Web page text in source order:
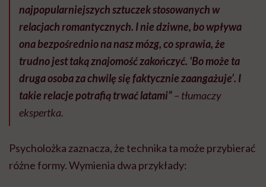
najpopularniejszych sztuczek stosowanych w
relacjach romantycznych. I nie dziwne, bo wpływa
ona bezpośrednio na nasz mózg, co sprawia, że
trudno jest taką znajomość zakończyć. 'Bo może ta
druga osoba za chwilę się faktycznie zaangażuje’. I
takie relacje potrafią trwać latami”– tłumaczy
ekspertka.
Psycholożka zaznacza, że technika ta może przybierać
różne formy. Wymienia dwa przykłady: